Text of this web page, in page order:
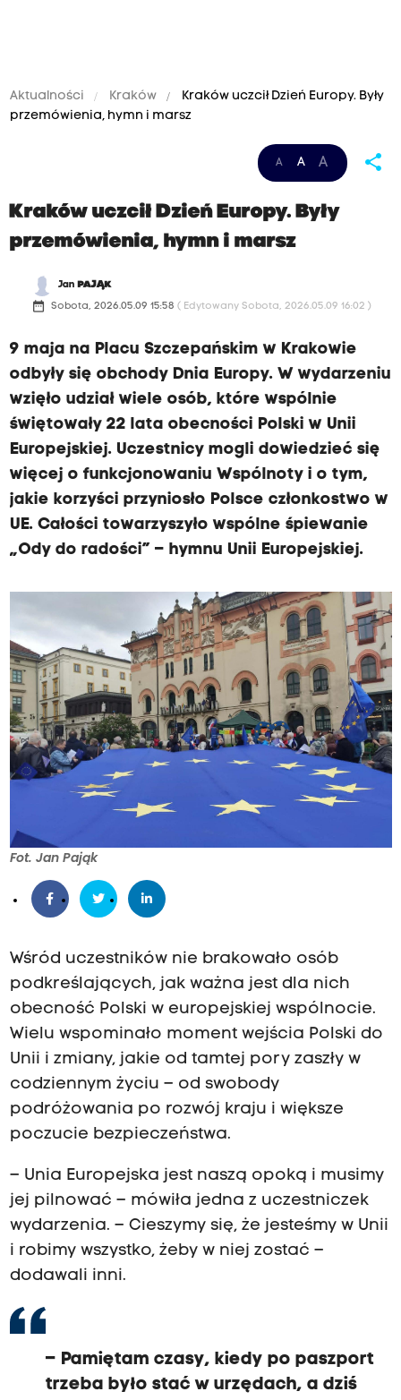
Aktualności Kraków
Kraków uczcił Dzień Europy. Były
przemówienia, hymn i marsz
A A A share
Kraków uczcił Dzień Europy. Były
przemówienia, hymn i marsz
Jan PAJĄK
date_range Sobota, 2026.05.09 15:58 ( Edytowany Sobota, 2026.05.09 16:02 )
9 maja na Placu Szczepańskim w Krakowie
odbyły się obchody Dnia Europy. W wydarzeniu
wzięło udział wiele osób, które wspólnie
świętowały 22 lata obecności Polski w Unii
Europejskiej. Uczestnicy mogli dowiedzieć się
więcej o funkcjonowaniu Wspólnoty i o tym,
jakie korzyści przyniosło Polsce członkostwo w
UE. Całości towarzyszyło wspólne śpiewanie
„Ody do radości” – hymnu Unii Europejskiej.
Fot. Jan Pająk
Wśród uczestników nie brakowało osób
podkreślających, jak ważna jest dla nich
obecność Polski w europejskiej wspólnocie.
Wielu wspominało moment wejścia Polski do
Unii i zmiany, jakie od tamtej pory zaszły w
codziennym życiu – od swobody
podróżowania po rozwój kraju i większe
poczucie bezpieczeństwa.
– Unia Europejska jest naszą opoką i musimy
jej pilnować – mówiła jedna z uczestniczek
wydarzenia. – Cieszymy się, że jesteśmy w Unii
i robimy wszystko, żeby w niej zostać –
dodawali inni.
– Pamiętam czasy, kiedy po paszport
trzeba było stać w urzędach, a dziś